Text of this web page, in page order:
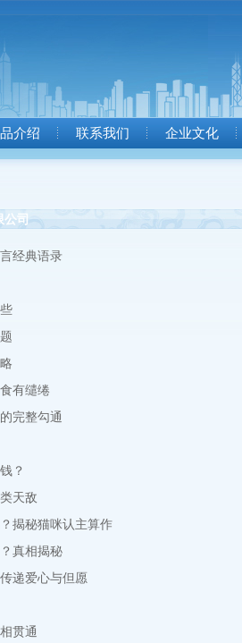
介绍 联系我们 企业文化
公司
经典语录
有缱绻
完整勾通
？
天敌
揭秘猫咪认主算作
真相揭秘
递爱心与但愿
贯通